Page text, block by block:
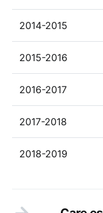
2014-2015
2015-2016
2016-2017
2017-2018
2018-2019